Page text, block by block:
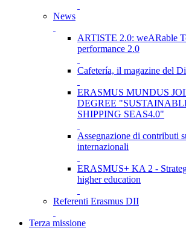
News
ARTISTE 2.0: weARable
performance 2.0
Cafetería, il magazine del
ERASMUS MUNDUS
DEGREE
SHIPPING SEAS4.0"
Assegnazione di contributi
internazionali
ERASMUS+ KA 2 -
higher education
Referenti Erasmus DII
Terza missione